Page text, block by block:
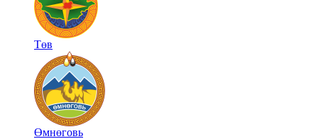
Төв
Өмнөговь